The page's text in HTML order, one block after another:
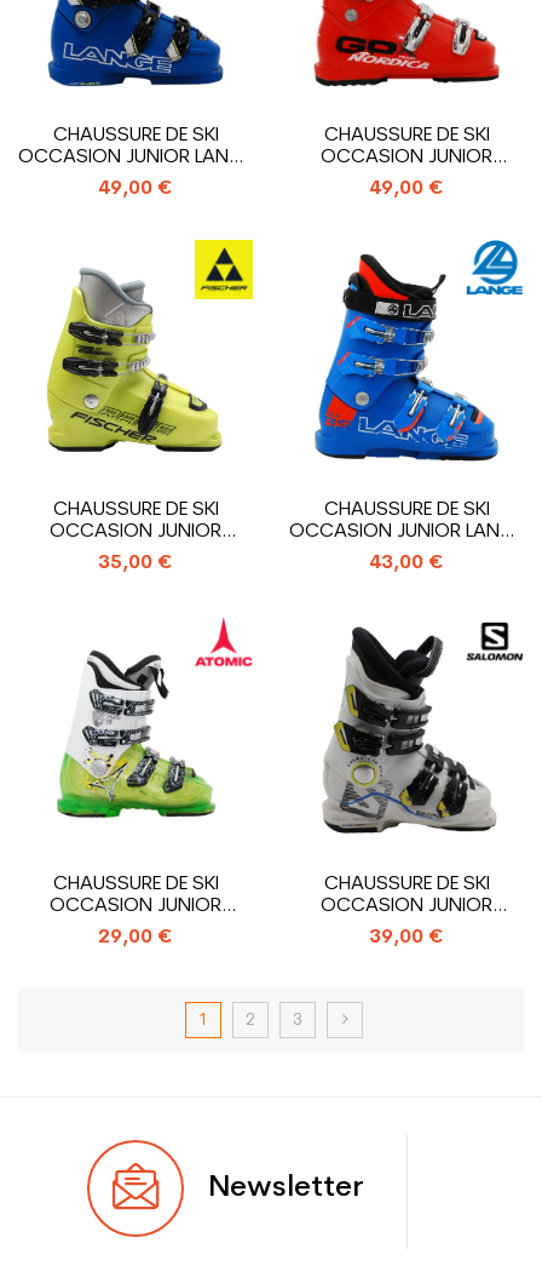
CHAUSSURE DE SKI
OCCASION JUNIOR LANGE
RS 90 SC_4...
49,00 €
CHAUSSURE DE SKI
OCCASION JUNIOR
NORDICA GPX TEAM_4...
49,00 €
CHAUSSURE DE SKI
OCCASION JUNIOR
FISCHER RACE_3...
35,00 €
CHAUSSURE DE SKI
OCCASION JUNIOR LANGE
RS 65_4...
43,00 €
CHAUSSURE DE SKI
OCCASION JUNIOR
ATOMIC HAWX PLUS...
29,00 €
CHAUSSURE DE SKI
OCCASION JUNIOR
SALOMON XMAX 60
T_4...
39,00 €
1 2 3
Newsletter